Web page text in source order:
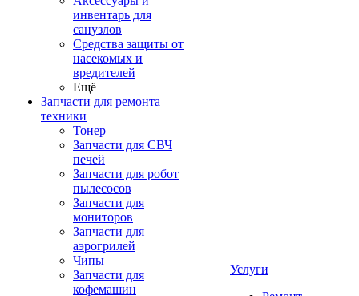
инвентарь для
санузлов
Средства защиты от
насекомых и
вредителей
Ещё
Запчасти для ремонта
техники
Тонер
Запчасти для СВЧ
печей
Запчасти для робот
пылесосов
Запчасти для
мониторов
Запчасти для
аэрогрилей
Чипы
Запчасти для
кофемашин
Услуги